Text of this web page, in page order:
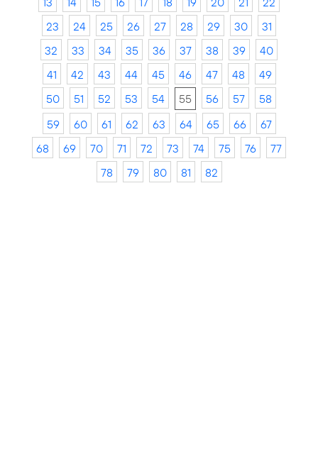
23
24 25 26 27 28 29 30
31
32
33 34 35 36 37 38 39
40
41
42 43 44 45 46 47 48
49
50
51 52 53 54 55 56 57
58
59
60 61 62 63 64 65 66
67
68
69 70 71 72 73 74 75 76
77
78
79 80 81 82